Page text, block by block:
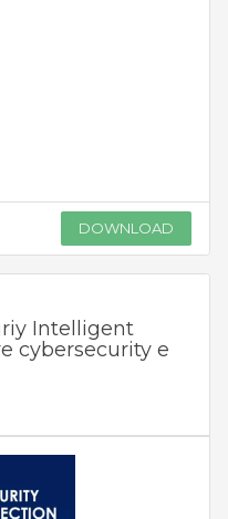
DOWNLOAD
Intelligent
cybersecurity e